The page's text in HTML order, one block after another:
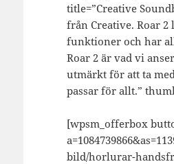
title=”Creative
från Creative. Roar
funktioner och har
Roar 2 är vad vi
utmärkt för att ta
passar för allt.”
[wpsm_offerbox
bild/horlurar-